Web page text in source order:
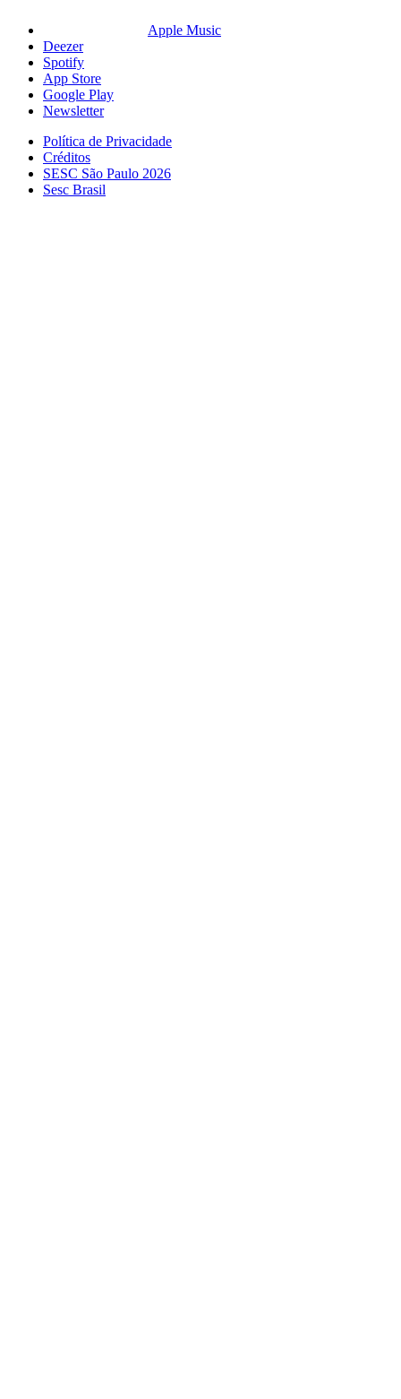
Apple Music
Deezer
Spotify
App Store
Google Play
Newsletter
Política de Privacidade
Créditos
SESC São Paulo 2026
Sesc Brasil